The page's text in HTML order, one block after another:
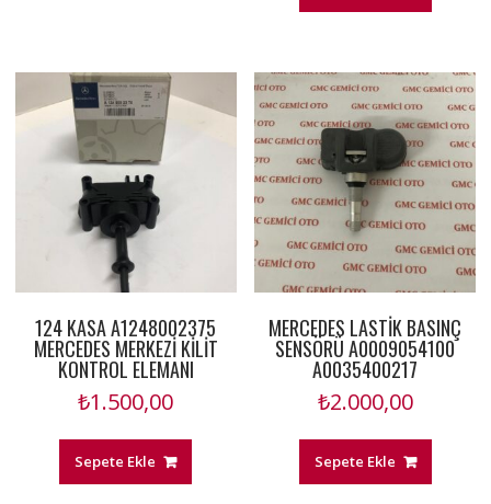
124 KASA A1248002375
MERCEDES MERKEZİ KİLİT
KONTROL ELEMANI
₺1.500,00
Sepete Ekle
MERCEDES LASTİK BASINÇ
SENSÖRÜ A0009054100
A0035400217
₺2.000,00
Sepete Ekle